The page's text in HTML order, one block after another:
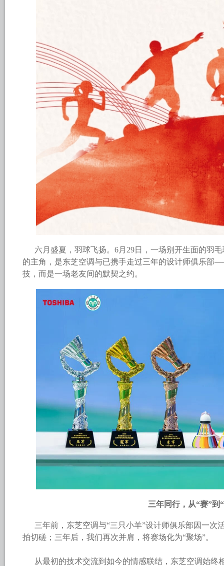
六月盛夏，羽球飞扬。6月29日，一场别开生面的羽
的主角，是东芝空调与已携手走过三年的设计师俱乐部
技，而是一场老友间的默契之约。
三年同行，从“赛”到
三年前，东芝空调与“三只小羊”设计师俱乐部因一次
拍切磋；三年后，我们再次并肩，将赛场化为“聚场”。
从最初的技术交流到如今的情感联结，东芝空调始终